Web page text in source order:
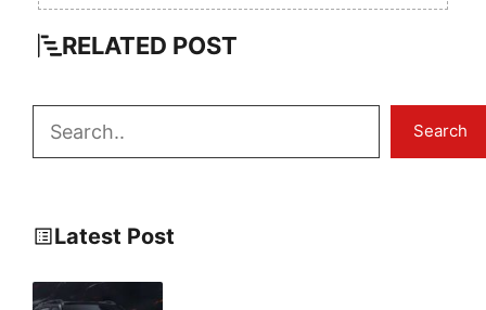
RELATED POST
Search
Search
Latest Post